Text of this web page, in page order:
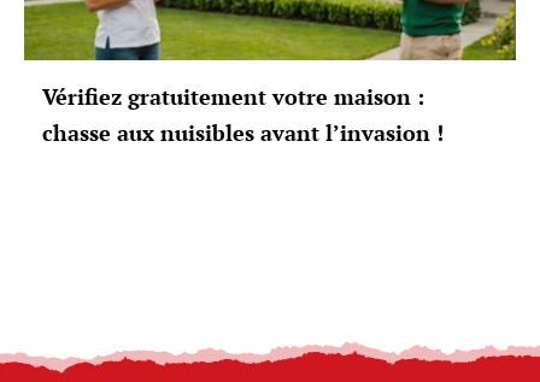
Vérifiez gratuitement votre maison :
chasse aux nuisibles avant l’invasion !